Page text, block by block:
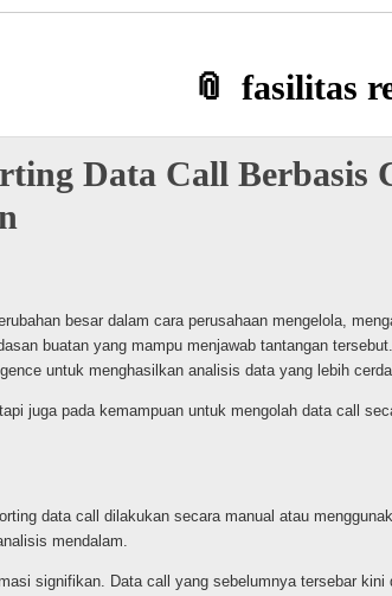
fasilitas
Data Call
besar dalam cara perusahaan mengelola,
buatan yang mampu menjawab tantangan
untuk menghasilkan analisis data yang lebih
juga pada kemampuan untuk mengolah data call
data call dilakukan secara manual atau
mendalam.
signifikan. Data call yang sebelumnya tersebar